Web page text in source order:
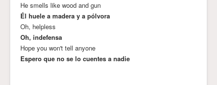
He smells like wood and gun
Él huele a madera y a pólvora
Oh, helpless
Oh, indefensa
Hope you won't tell anyone
Espero que no se lo cuentes a nadie